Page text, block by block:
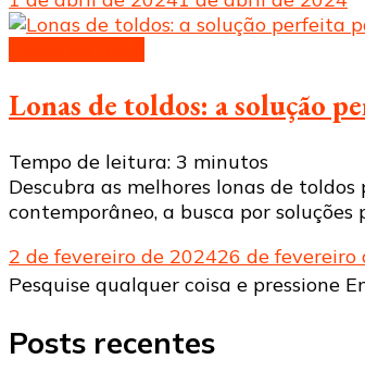
Lonas de toldos: a solução
Tempo de leitura: 3 minutos
Descubra as melhores lonas de
contemporâneo, a busca por
2 de fevereiro de 202426 de fevereiro
Procurando
Pesquise qualquer coisa e pressione
Posts recentes